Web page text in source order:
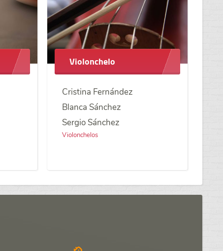
Violonchelo
Cristina Fernández
Blanca Sánchez
Sergio Sánchez
Violonchelos